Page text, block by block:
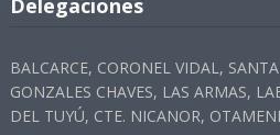
Delegaciones
BALCARCE, CORONEL VIDAL,
GONZALES CHAVES, LAS ARMAS,
DEL TUYÚ, CTE. NICANOR,